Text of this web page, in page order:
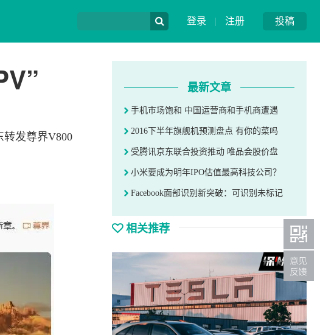
投稿
登录 | 注册
发尊界V800
最新文章
手机市场饱和 中国运营商和手机商遭遇
2016下半年旗舰机预测盘点 有你的菜吗
受腾讯京东联合投资推动 唯品会股价盘
小米要成为明年IPO估值最高科技公司？
Facebook面部识别新突破：可识别未标记
相关推荐